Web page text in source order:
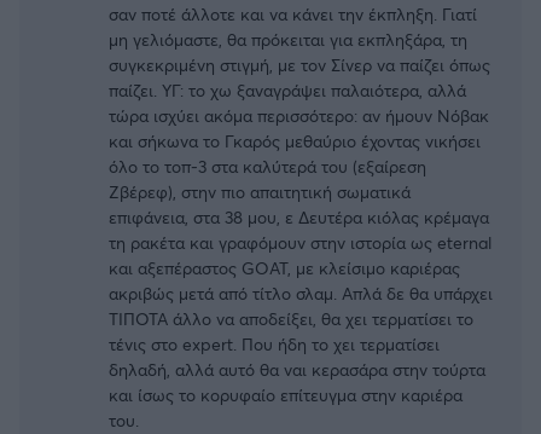
σαν ποτέ άλλοτε και να κάνει την έκπληξη. Γιατί
μη γελιόμαστε, θα πρόκειται για εκπληξάρα, τη
συγκεκριμένη στιγμή, με τον Σίνερ να παίζει όπως
παίζει. ΥΓ: το χω ξαναγράψει παλαιότερα, αλλά
τώρα ισχύει ακόμα περισσότερο: αν ήμουν Νόβακ
και σήκωνα το Γκαρός μεθαύριο έχοντας νικήσει
όλο το τοπ-3 στα καλύτερά του (εξαίρεση
Ζβέρεφ), στην πιο απαιτητική σωματικά
επιφάνεια, στα 38 μου, ε Δευτέρα κιόλας κρέμαγα
τη ρακέτα και γραφόμουν στην ιστορία ως eternal
και αξεπέραστος GOAT, με κλείσιμο καριέρας
ακριβώς μετά από τίτλο σλαμ. Απλά δε θα υπάρχει
ΤΙΠΟΤΑ άλλο να αποδείξει, θα χει τερματίσει το
τένις στο expert. Που ήδη το χει τερματίσει
δηλαδή, αλλά αυτό θα ναι κερασάρα στην τούρτα
και ίσως το κορυφαίο επίτευγμα στην καριέρα
του.